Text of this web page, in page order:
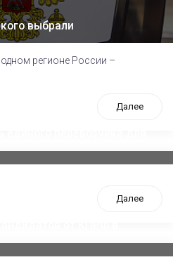
выбрали
регионе России –
Далее
Далее